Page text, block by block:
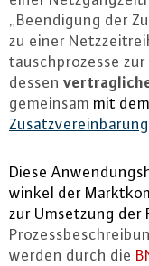
„Be­en­di­gung der
zu einer
tausch­pro­zes­se
dessen
gemeinsam mit
Zu­satz­ver­ein­ba­rung
Diese
win­kel der
zur Umsetzung der
werden durch die